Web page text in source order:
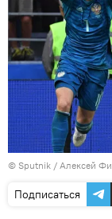
© Sputnik / Алексей
Подписаться